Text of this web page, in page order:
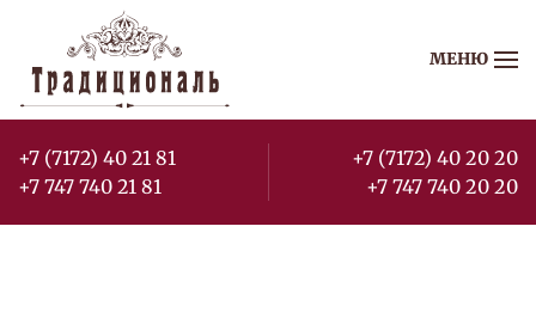
Перейти к содержимому МЕНЮ
+7 (7172) 40 21 81
+7 747 740 21 81
+7 (7172) 40 20 20
+7 747 740 20 20